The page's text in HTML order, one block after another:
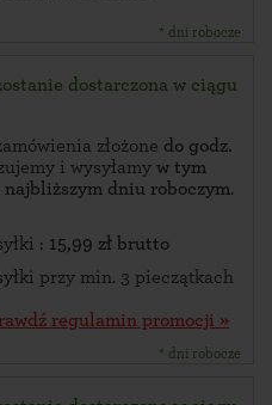
* dni robocze
dostarczona w ciągu
złożone do godz.
i wysyłamy w tym
najbliższym dniu roboczym.
: 15,99 zł brutto
przy min. 3 pieczątkach
regulamin promocji »
* dni robocze